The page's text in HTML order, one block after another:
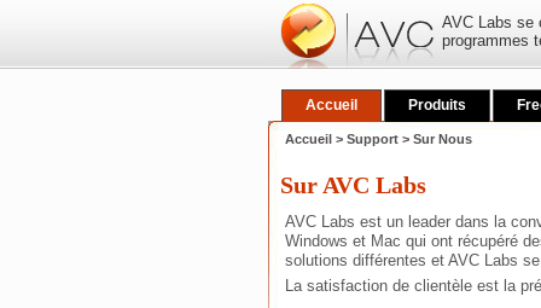
AVC Labs se
programmes
Accueil Produits
Accueil > Support > Sur Nous
Sur AVC Labs
AVC Labs est un leader dans la
Windows et Mac qui ont récupéré
solutions différentes et AVC Labs
La satisfaction de clientèle est la